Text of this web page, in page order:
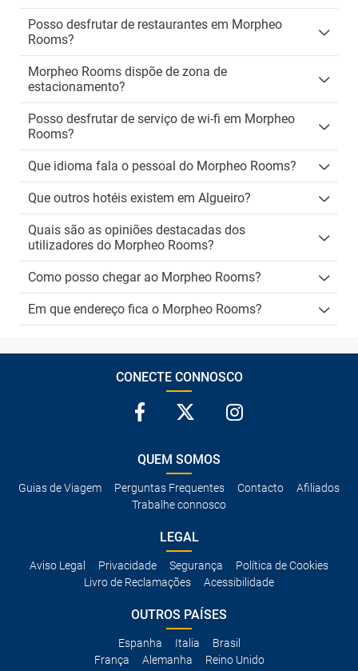
Posso desfrutar de restaurantes em Morpheo
Rooms?
Morpheo Rooms dispõe de zona de
estacionamento?
Posso desfrutar de serviço de wi-fi em Morpheo
Rooms?
Que idioma fala o pessoal do Morpheo Rooms?
Que outros hotéis existem em Algueiro?
Quais são as opiniões destacadas dos
utilizadores do Morpheo Rooms?
Como posso chegar ao Morpheo Rooms?
Em que endereço fica o Morpheo Rooms?
CONECTE CONNOSCO
QUEM SOMOS
Guias de Viagem Perguntas Frequentes Contacto
Afiliados
Trabalhe connosco
LEGAL
Aviso Legal Privacidade Segurança
Política de Cookies
Livro de Reclamações
Acessibilidade
OUTROS PAÍSES
Espanha Italia
Brasil
França
Alemanha
Reino Unido